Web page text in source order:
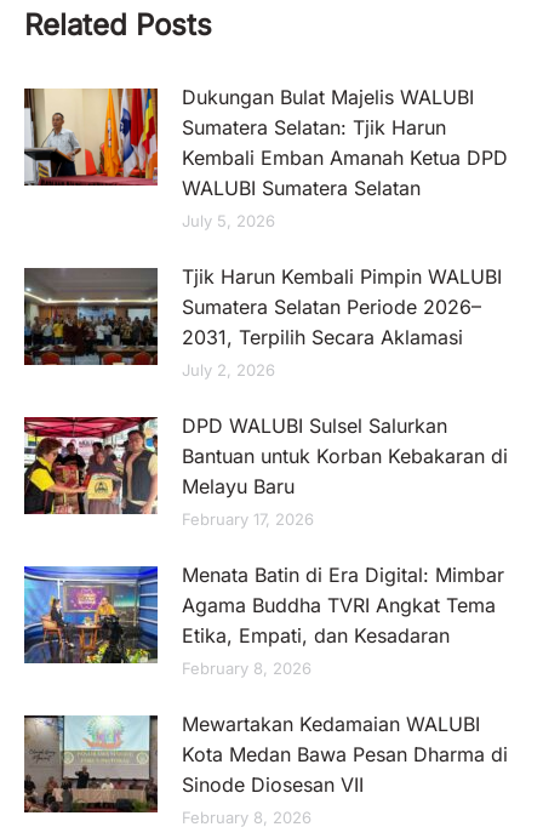
Related Posts
Dukungan Bulat Majelis WALUBI
Sumatera Selatan: Tjik Harun
Kembali Emban Amanah Ketua DPD
WALUBI Sumatera Selatan
July 5, 2026
Tjik Harun Kembali Pimpin WALUBI
Sumatera Selatan Periode 2026–
2031, Terpilih Secara Aklamasi
July 2, 2026
DPD WALUBI Sulsel Salurkan
Bantuan untuk Korban Kebakaran di
Melayu Baru
February 17, 2026
Menata Batin di Era Digital: Mimbar
Agama Buddha TVRI Angkat Tema
Etika, Empati, dan Kesadaran
February 8, 2026
Mewartakan Kedamaian WALUBI
Kota Medan Bawa Pesan Dharma di
Sinode Diosesan VII
February 8, 2026